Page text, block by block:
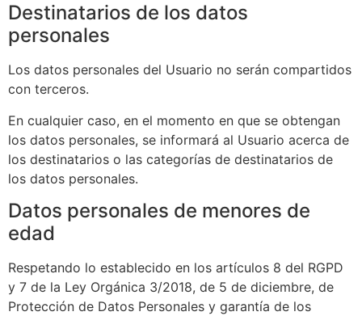
Destinatarios de los datos
personales
Los datos personales del Usuario no serán compartidos
con terceros.
En cualquier caso, en el momento en que se obtengan
los datos personales, se informará al Usuario acerca de
los destinatarios o las categorías de destinatarios de
los datos personales.
Datos personales de menores de
edad
Respetando lo establecido en los artículos 8 del RGPD
y 7 de la Ley Orgánica 3/2018, de 5 de diciembre, de
Protección de Datos Personales y garantía de los